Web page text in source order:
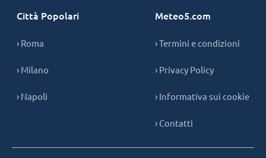
Città Popolari
› Roma
› Milano
› Napoli
Meteo5.com
› Termini e condizioni
› Privacy Policy
› Informativa sui cookie
› Contatti